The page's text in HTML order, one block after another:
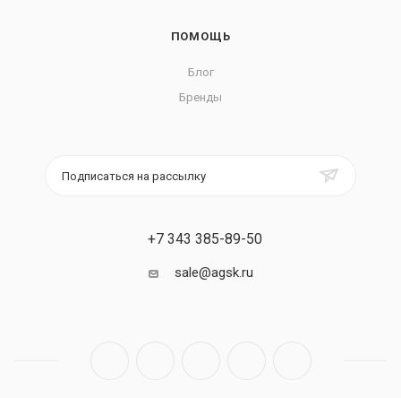
ПОМОЩЬ
Блог
Бренды
Подписаться на рассылку
+7 343 385-89-50
sale@agsk.ru